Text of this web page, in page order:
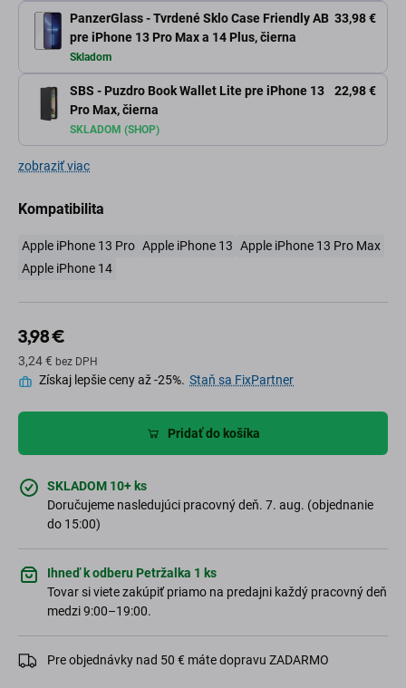
PanzerGlass - Tvrdené Sklo Case Friendly AB
pre iPhone 13 Pro Max a 14 Plus, čierna
33,98 €
Skladom
SBS - Puzdro Book Wallet Lite pre iPhone 13
Pro Max, čierna
22,98 €
SKLADOM (SHOP)
zobraziť viac
Kompatibilita
Apple iPhone 13 Pro Apple iPhone 13 Apple iPhone 13 Pro Max
Apple iPhone 14
3,98 €
3,24 € bez DPH
Získaj lepšie ceny až -25%. Staň sa FixPartner
Pridať do košíka
SKLADOM 10+ ks
Doručujeme nasledujúci pracovný deň. 7. aug. (objednanie
do 15:00)
Ihneď k odberu Petržalka 1 ks
Tovar si viete zakúpiť priamo na predajni každý pracovný deň
medzi 9:00–19:00.
Pre objednávky nad 50 € máte dopravu ZADARMO